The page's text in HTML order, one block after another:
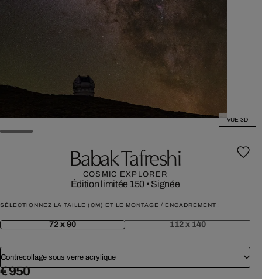
VUE 3D
Babak Tafreshi
COSMIC EXPLORER
Édition limitée 150 • Signée
SÉLECTIONNEZ LA TAILLE (CM) ET LE MONTAGE / ENCADREMENT :
72 x 90 112 x 140
Contrecollage sous verre acrylique
€ 950